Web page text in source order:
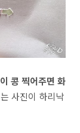
콩 찍어주면 화
사진이 하리낙